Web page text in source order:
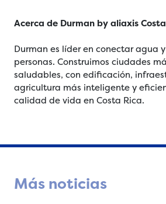
Acerca de Durman by aliaxis
Durman es líder en conectar agua
personas. Construimos ciudades
saludables, con edificación,
agricultura más inteligente y
calidad de vida en Costa Rica.
Más noticias